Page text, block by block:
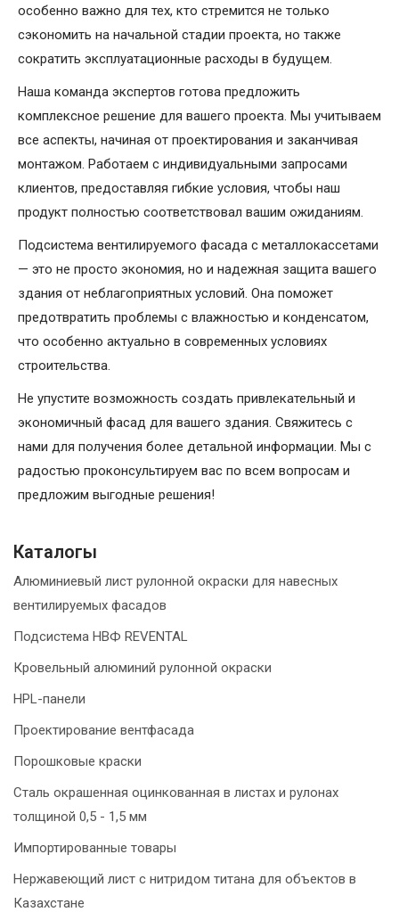
особенно важно для тех, кто стремится не только
сэкономить на начальной стадии проекта, но также
сократить эксплуатационные расходы в будущем.
Наша команда экспертов готова предложить
комплексное решение для вашего проекта. Мы учитываем
все аспекты, начиная от проектирования и заканчивая
монтажом. Работаем с индивидуальными запросами
клиентов, предоставляя гибкие условия, чтобы наш
продукт полностью соответствовал вашим ожиданиям.
Подсистема вентилируемого фасада с металлокассетами
— это не просто экономия, но и надежная защита вашего
здания от неблагоприятных условий. Она поможет
предотвратить проблемы с влажностью и конденсатом,
что особенно актуально в современных условиях
строительства.
Не упустите возможность создать привлекательный и
экономичный фасад для вашего здания. Свяжитесь с
нами для получения более детальной информации. Мы с
радостью проконсультируем вас по всем вопросам и
предложим выгодные решения!
Каталогы
Алюминиевый лист рулонной окраски для навесных
вентилируемых фасадов
Подсистема НВФ REVENTAL
Кровельный алюминий рулонной окраски
HPL-панели
Проектирование вентфасада
Порошковые краски
Сталь окрашенная оцинкованная в листах и рулонах
толщиной 0,5 - 1,5 мм
Импортированные товары
Нержавеющий лист с нитридом титана для объектов в
Казахстане